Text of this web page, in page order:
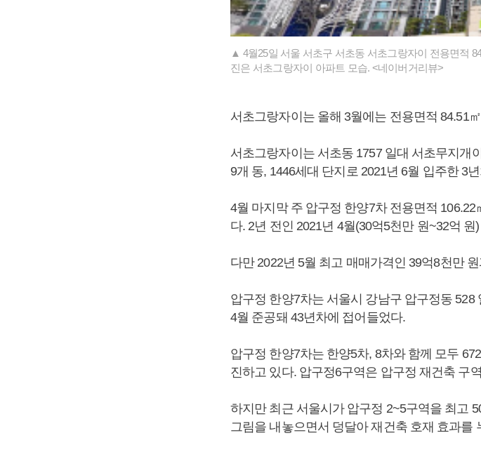
▲ 4월25일 서울 서초구 서초동 서초그랑자이 전용면적
진은 서초그랑자이 아파트 모습. <네이버거리뷰>
서초그랑자이는 올해 3월에는 전용면적 84.51
서초그랑자이는 서초동 1757 일대 서초무지개
9개 동, 1446세대 단지로 2021년 6월 입주한 3
4월 마지막 주 압구정 한양7차 전용면적
다. 2년 전인 2021년 4월(30억5천만 원~32억
다만 2022년 5월 최고 매매가격인 39억8천만
압구정 한양7차는 서울시 강남구 압구정동
4월 준공돼 43년차에 접어들었다.
압구정 한양7차는 한양5차, 8차와 함께 모두
진하고 있다. 압구정6구역은 압구정 재건축 구
하지만 최근 서울시가 압구정 2~5구역을 최고
그림을 내놓으면서 덩달아 재건축 호재 효과를